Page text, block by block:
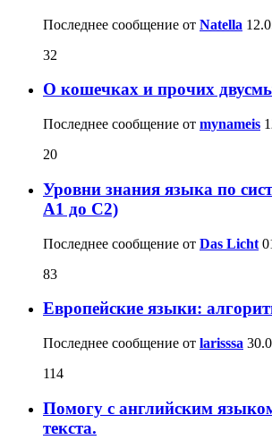
Последнее сообщение от Natella
32
О кошечках и прочих
Последнее сообщение от mynameis
20
Уровни знания языка по
A1 до C2)
Последнее сообщение от Das Licht
83
Европейские языки:
Последнее сообщение от larisssa
114
Помогу с английским
текста.